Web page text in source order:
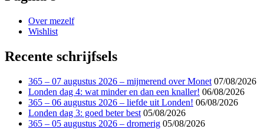
Over mezelf
Wishlist
Recente schrijfsels
365 – 07 augustus 2026 – mijmerend over Monet 07/08/2026
Londen dag 4: wat minder en dan een knaller! 06/08/2026
365 – 06 augustus 2026 – liefde uit Londen! 06/08/2026
Londen dag 3: goed beter best 05/08/2026
365 – 05 augustus 2026 – dromerig 05/08/2026